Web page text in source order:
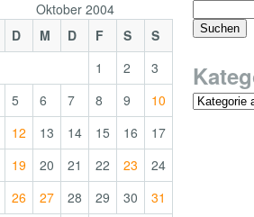
Oktober 2004
D M D F S S
1 2
3
5 6 7 8 9
10
12 13 14 15 16
17
19 20 21 22 23
24
26 27 28 29 30 31